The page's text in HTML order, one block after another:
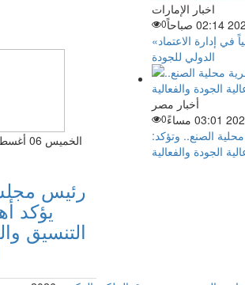
رئيس
يؤكد
التنسيق
اخبار الإمارات
0
«الفجيرة العلمي» عضواً مؤسسياً في إدارة الاعتماد
الدولي للجودة
أخبار مصر
0
محلية الصنع.. وتؤكد:
الجودة والفعالية